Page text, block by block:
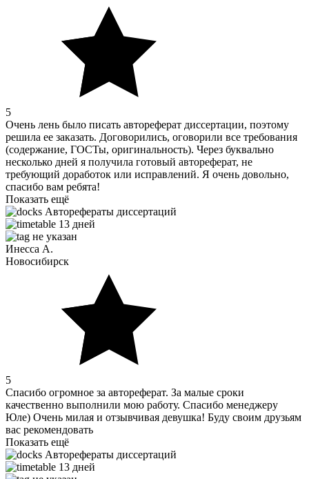
5
Очень лень было писать автореферат диссертации, поэтому
решила ее заказать. Договорились, оговорили все требования
(содержание, ГОСТы, оригинальность). Через буквально
несколько дней я получила готовый автореферат, не
требующий доработок или исправлений. Я очень довольно,
спасибо вам ребята!
Показать ещё
Авторефераты диссертаций
13 дней
не указан
Инесса А.
Новосибирск
5
Спасибо огромное за автореферат. За малые сроки
качественно выполнили мою работу. Спасибо менеджеру
Юле) Очень милая и отзывчивая девушка! Буду своим друзьям
вас рекомендовать
Показать ещё
Авторефераты диссертаций
13 дней